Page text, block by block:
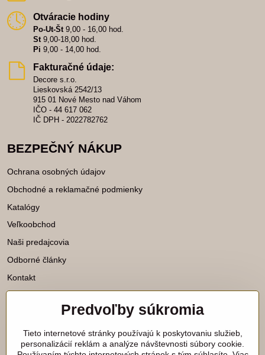
Otváracie hodiny
Po-Ut-Št9,00 - 16,00 hod.
St9,00-18,00 hod.
Pi 9,00 - 14,00 hod.
Fakturačné údaje:
Decore s.r.o.
Lieskovská 2542/13
915 01 Nové Mesto nad Váhom
IČO - 44 617 062
IČ DPH - 2022782762
BEZPEČNÝ NÁKUP
Ochrana osobných údajov
Obchodné a reklamačné podmienky
Katalógy
Veľkoobchod
Naši predajcovia
Odborné články
Kontakt
Katalógy na stiahnutie
Viac našich noviniek nájdete aj na
Predvoľby súkromia
Tieto internetové stránky používajú k poskytovaniu služieb,
personalizácií reklám a analýze návštevnosti súbory cookie.